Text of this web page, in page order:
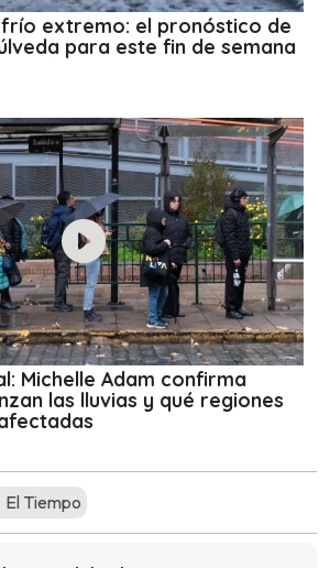
frío extremo: el pronóstico de
para este fin de semana
Michelle Adam confirma
las lluvias y qué regiones
El Tiempo